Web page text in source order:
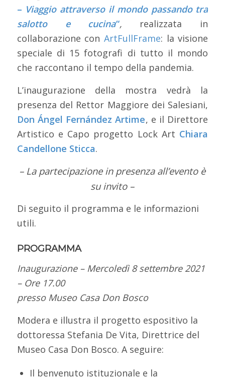
– Viaggio attraverso il mondo passando tra
salotto e cucina“, realizzata in
collaborazione con ArtFullFrame: la visione
speciale di 15 fotografi di tutto il mondo
che raccontano il tempo della pandemia.
L’inaugurazione della mostra vedrà la
presenza del Rettor Maggiore dei Salesiani,
Don Ángel Fernández Artime, e il Direttore
Artistico e Capo progetto Lock Art Chiara
Candellone Sticca.
– La partecipazione in presenza all’evento è
su invito –
Di seguito il programma e le informazioni
utili.
PROGRAMMA
Inaugurazione – Mercoledì 8 settembre 2021
– Ore 17.00
presso Museo Casa Don Bosco
Modera e illustra il progetto espositivo la
dottoressa Stefania De Vita, Direttrice del
Museo Casa Don Bosco. A seguire:
Il benvenuto istituzionale e la